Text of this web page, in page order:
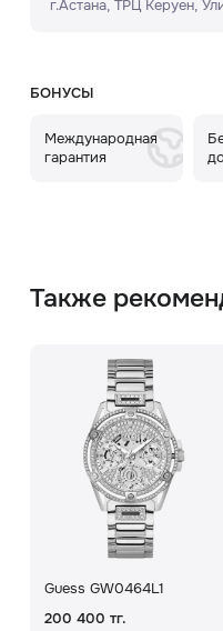
г.Астана, ТРЦ Керуен​,
БОНУСЫ
Международная
гарантия
Также
Guess GW0464L1
200 400 тг.